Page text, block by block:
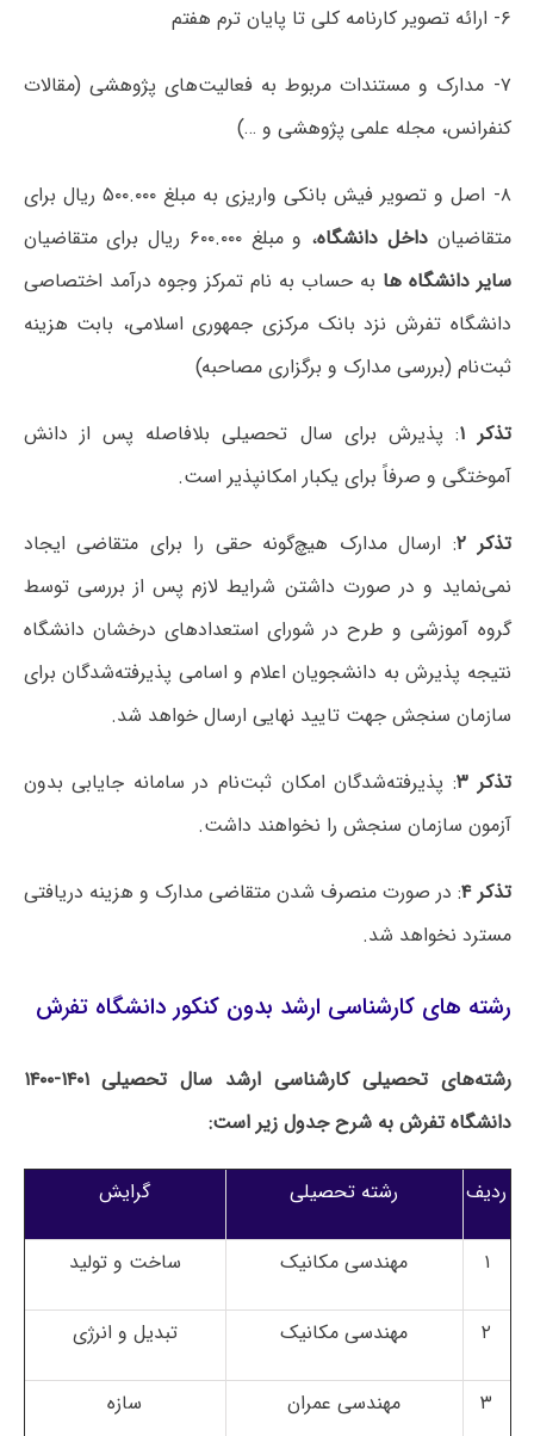
۶- ارائه تصویر کارنامه کلی تا پایان ترم هفتم
۷- مدارک و مستندات مربوط به فعالیت‌های پژوهشی (مقالات
کنفرانس، مجله علمی پژوهشی و …)
۸- اصل و تصویر فیش بانکی واریزی به مبلغ ۵۰۰.۰۰۰ ریال برای
متقاضیانداخل دانشگاه، و مبلغ ۶۰۰.۰۰۰ ریال برای متقاضیان
سایر دانشگاه ها به حساب به نام تمرکز وجوه درآمد اختصاصی
دانشگاه تفرش نزد بانک مرکزی جمهوری اسلامی، بابت هزینه
ثبت‌نام (بررسی مدارک و برگزاری مصاحبه)
تذکر ۱
: پذیرش برای سال تحصیلی بلافاصله پس از دانش
آموختگی و صرفاً برای یکبار امکانپذیر است.
تذکر ۲ : ارسال مدارک هیچ‌گونه حقی را برای متقاضی ایجاد
نمی‌نماید و در صورت داشتن شرایط لازم پس از بررسی توسط
گروه آموزشی و طرح در شورای استعدادهای درخشان دانشگاه
نتیجه پذیرش به دانشجویان اعلام و اسامی پذیرفته‌شدگان برای
سازمان سنجش جهت تایید نهایی ارسال خواهد شد.
تذکر ۳ : پذیرفته‌شدگان امکان ثبت‌نام در سامانه جایابی بدون
آزمون سازمان سنجش را نخواهند داشت.
تذکر ۴ : در صورت منصرف شدن متقاضی مدارک و هزینه دریافتی
مسترد نخواهد شد.
رشته های کارشناسی ارشد بدون کنکور دانشگاه تفرش
رشته‌های تحصیلی کارشناسی ارشد سال تحصیلی ۱۴۰۱-۱۴۰۰
دانشگاه تفرش به شرح جدول زیر است:
ردیف رشته تحصیلی گرایش
۱ مهندسی مکانیک ساخت و تولید
۲ مهندسی مکانیک تبدیل و انرژی
۳ مهندسی عمران سازه